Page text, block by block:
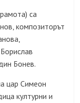
са
композиторът
Бонев.
цар Симеон
културни и